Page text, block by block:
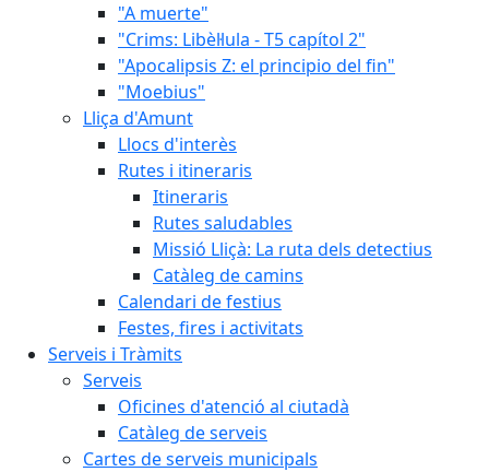
"A muerte"
"Crims: Libèl·lula - T5 capítol 2"
"Apocalipsis Z: el principio del fin"
"Moebius"
Lliça d'Amunt
Llocs d'interès
Rutes i itineraris
Itineraris
Rutes saludables
Missió Lliçà: La ruta dels detectius
Catàleg de camins
Calendari de festius
Festes, fires i activitats
Serveis i Tràmits
Serveis
Oficines d'atenció al ciutadà
Catàleg de serveis
Cartes de serveis municipals